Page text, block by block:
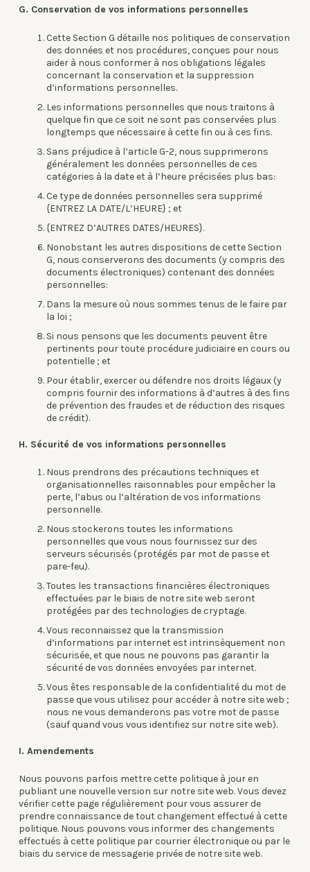
G. Conservation de vos informations personnelles
Cette Section G détaille nos politiques de conservation
des données et nos procédures, conçues pour nous
aider à nous conformer à nos obligations légales
concernant la conservation et la suppression
d’informations personnelles.
Les informations personnelles que nous traitons à
quelque fin que ce soit ne sont pas conservées plus
longtemps que nécessaire à cette fin ou à ces fins.
Sans préjudice à l’article G-2, nous supprimerons
généralement les données personnelles de ces
catégories à la date et à l’heure précisées plus bas:
Ce type de données personnelles sera supprimé
{ENTREZ LA DATE/L’HEURE} ; et
{ENTREZ D’AUTRES DATES/HEURES}.
Nonobstant les autres dispositions de cette Section
G, nous conserverons des documents (y compris des
documents électroniques) contenant des données
personnelles:
Dans la mesure où nous sommes tenus de le faire par
la loi ;
Si nous pensons que les documents peuvent être
pertinents pour toute procédure judiciaire en cours ou
potentielle ; et
Pour établir, exercer ou défendre nos droits légaux (y
compris fournir des informations à d’autres à des fins
de prévention des fraudes et de réduction des risques
de crédit).
H. Sécurité de vos informations personnelles
Nous prendrons des précautions techniques et
organisationnelles raisonnables pour empêcher la
perte, l’abus ou l’altération de vos informations
personnelle.
Nous stockerons toutes les informations
personnelles que vous nous fournissez sur des
serveurs sécurisés (protégés par mot de passe et
pare-feu).
Toutes les transactions financières électroniques
effectuées par le biais de notre site web seront
protégées par des technologies de cryptage.
Vous reconnaissez que la transmission
d’informations par internet est intrinsèquement non
sécurisée, et que nous ne pouvons pas garantir la
sécurité de vos données envoyées par internet.
Vous êtes responsable de la confidentialité du mot de
passe que vous utilisez pour accéder à notre site web ;
nous ne vous demanderons pas votre mot de passe
(sauf quand vous vous identifiez sur notre site web).
I. Amendements
Nous pouvons parfois mettre cette politique à jour en
publiant une nouvelle version sur notre site web. Vous devez
vérifier cette page régulièrement pour vous assurer de
prendre connaissance de tout changement effectué à cette
politique. Nous pouvons vous informer des changements
effectués à cette politique par courrier électronique ou par le
biais du service de messagerie privée de notre site web.